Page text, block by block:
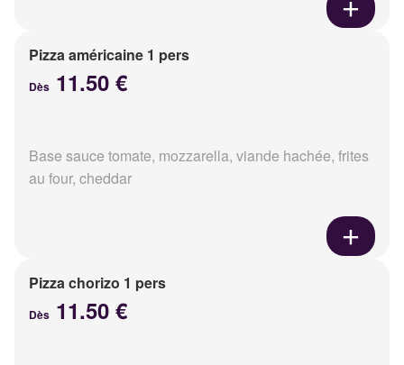
Pizza américaine 1 pers
Dès 11.50 €
Base sauce tomate, mozzarella, viande hachée, frites
au four, cheddar
Pizza chorizo 1 pers
Dès 11.50 €